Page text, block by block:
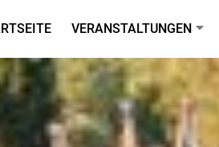
VERANSTALTUNGEN